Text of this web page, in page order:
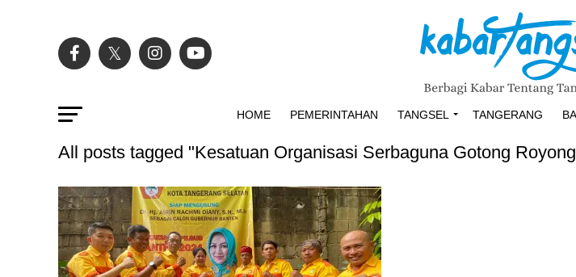
HOME PEMERINTAHAN TANGSEL TANGERANG
All posts tagged "Kesatuan Organisasi Serbaguna Gotong